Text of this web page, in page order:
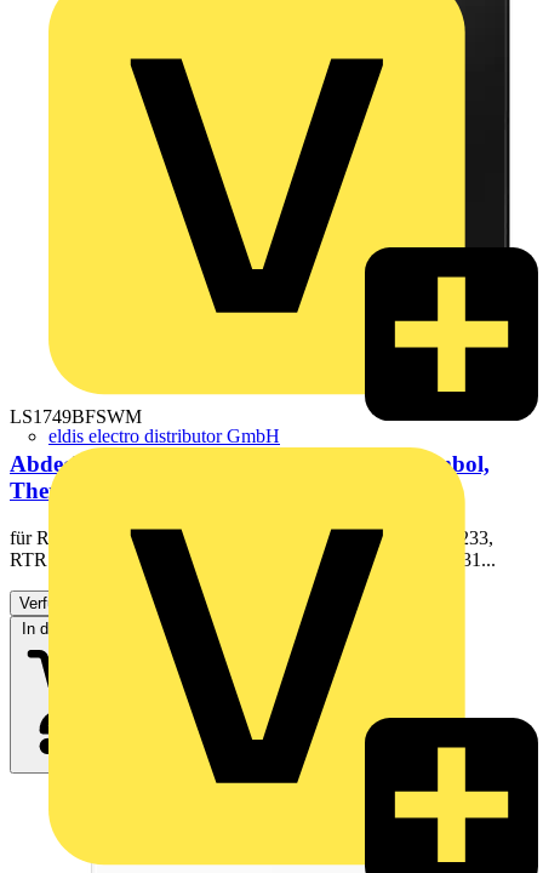
eldis electro distributor GmbH
LS1749BFSWM
Abdeckung für Thermostat, Temperatursymbol,
Thermoplast lackiert, Serie LS,...
für Raumthermostate Art.-Nrn.: RTR 230, RTR 231, RTR 233,
RTR 241 für Fußbodenheizungsthermostat Art.-Nr.: FTR 231...
Verfügbar: 2 Händler
In den Warenkorb